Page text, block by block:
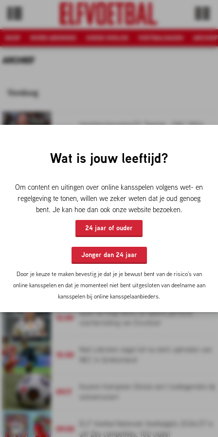
SHOP WORD ABONNEE GOEDE DOELEN VOETBALDAGEN ARCHIEF
ARCHIEF
Vandaag
Voorbeschouwing FC Twente - DAC 1904:
Marc-André ter Stegen naar Ajax: deze
09.00
Voorbeschouwing Ajax - Shelbourne FC:
trekken de Amsterdammers de goede lijn
door?
15.00
Is Shaqueel van Persie klaar voor een
basisplaats bij Feyenoord?
12.00
Gyan de Regt blinkt uit tijdens perfecte
10.00
Noé Lebreton oogst lof na sterk optreden van
09.17
Keuken Kampioen Divisie eert clublegendes bij
09.00
ELF Voetbal Nationale Voetbalgids 2026/27 is
uit! Zes competities, 102 clubs!
Wat is jouw leeftijd?
Om content en uitingen over online kansspelen volgens wet- en
regelgeving te tonen, willen we zeker weten dat je oud genoeg
bent. Je kan hoe dan ook onze website bezoeken.
24 jaar of ouder
Jonger dan 24 jaar
Door je keuze te maken bevestig je dat je je bewust bent van de risico’s van
online kansspelen en dat je momenteel niet bent uitgesloten van deelname aan
kansspelen bij online kansspelaanbieders.